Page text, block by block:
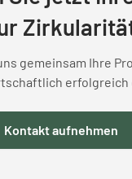
gemeinsam Ihre
erfolgreich
Kontakt aufnehmen